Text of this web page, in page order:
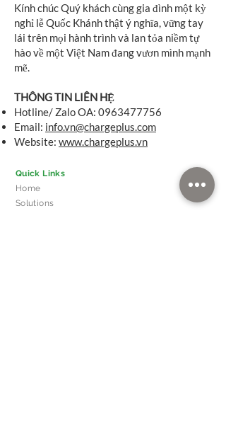
Kính chúc Quý khách cùng gia đình một kỳ
nghỉ lễ Quốc Khánh thật ý nghĩa, vững tay
lái trên mọi hành trình và lan tỏa niềm tự
hào về một Việt Nam đang vươn mình mạnh
mẽ.
THÔNG TIN LIÊN HỆ
Hotline/ Zalo OA: 0963477756
Email: info.vn@chargeplus.com
Website: www.chargeplus.vn
Quick Links
Home
Solutions